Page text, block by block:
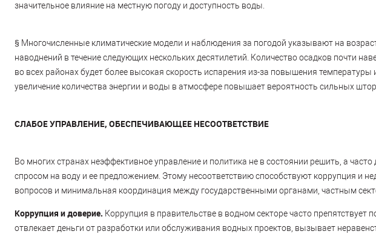
значительное влияние на местную погоду и доступность воды.
§ Многочисленные климатические модели и наблюдения за погодой указывают на
наводнений в течение следующих нескольких десятилетий. Количество осадков почти
во всех районах будет более высокая скорость испарения из-за повышения
увеличение количества энергии и воды в атмосфере повышает вероятность сильных
СЛАБОЕ УПРАВЛЕНИЕ, ОБЕСПЕЧИВАЮЩЕЕ НЕСООТВЕТСТВИЕ
Во многих странах неэффективное управление и политика не в состоянии решить, а
спросом на воду и ее предложением. Этому несоответствию способствуют коррупция и
вопросов и минимальная координация между государственными органами, частным
Коррупция и доверие. Коррупция в правительстве в водном секторе часто
отвлекает деньги от разработки или обслуживания водных проектов, вызывает